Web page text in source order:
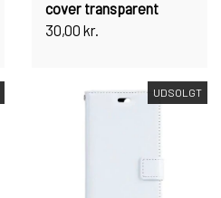
cover transparent
30,00 kr.
UDSOLGT